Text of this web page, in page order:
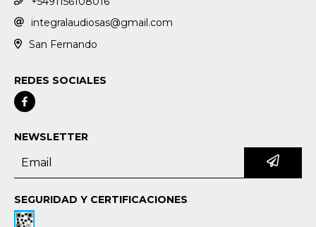
integralaudiosas@gmail.com
San Fernando
REDES SOCIALES
NEWSLETTER
SEGURIDAD Y CERTIFICACIONES